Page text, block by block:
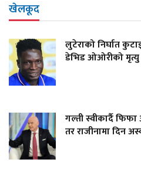
खेलकूद
लुटेराको निर्घात
डेभिड ओओरीको मृत्यु
गल्ती स्वीकार्दै
तर राजीनामा दिन